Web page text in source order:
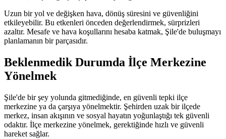
Uzun bir yol ve değişken hava, dönüş süresini ve güvenliğini
etkileyebilir. Bu etkenleri önceden değerlendirmek, sürprizleri
azaltır. Mesafe ve hava koşullarını hesaba katmak, Şile'de buluşmayı
planlamanın bir parçasıdır.
Beklenmedik Durumda İlçe Merkezine
Yönelmek
Şile'de bir şey yolunda gitmediğinde, en güvenli tepki ilçe
merkezine ya da çarşıya yönelmektir. Şehirden uzak bir ilçede
merkez, insan akışının ve sosyal hayatın yoğunlaştığı tek güvenli
odaktır. İlçe merkezine yönelmek, gerektiğinde hızlı ve güvenli
hareket sağlar.